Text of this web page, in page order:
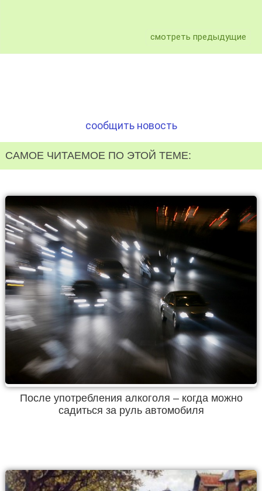
смотреть предыдущие
сообщить новость
САМОЕ ЧИТАЕМОЕ ПО ЭТОЙ ТЕМЕ:
После употребления алкоголя – когда можно
садиться за руль автомобиля